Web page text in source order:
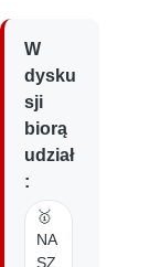
W
dysku
sji
biorą
udział
:
🥇
NA
SZ